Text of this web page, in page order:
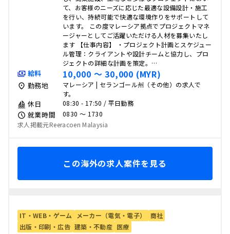
て、お客様のニーズに応じた最適な設備設計・施工
を行い、持続可能で快適な環境作りをサポートして
います。 この度マレーシア拠点でプロジェクトマネ
ージャーとしてご活躍いただける人材を募集いたし
ます 【仕事内容】 ・プロジェクト計画とスケジュー
ル管理：クライアントや設計チームと協力し、プロ
ジェクトの詳細な計画を策定。…
給料 10,000 〜 30,000 (MYR)
勤務地
マレーシア | セランゴール州（その他）の求人で
す。
休日 08:30 - 17:50 / 平日勤務
就業時間
0830 〜 1730
求人掲載元Reeracoen Malaysia
この海外の求人案件を見る
IT・WEB・ゲーム メーカー（電気・電子）
商社
出版・印刷・広告 建築・不動産 医療